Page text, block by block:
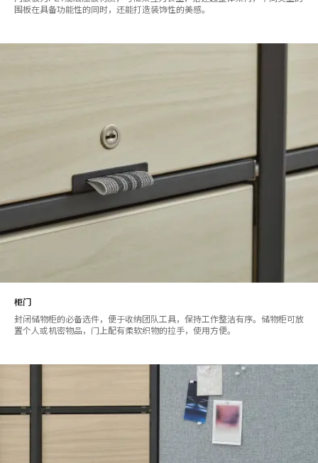
围板在具备功能性的同时，还能打造装饰性的美感。
柜门
封闭储物柜的必备选件，便于收纳团队工具，保持工作整洁有序。储物柜可放
置个人或机密物品，门上配有柔软织物的拉手，使用方便。